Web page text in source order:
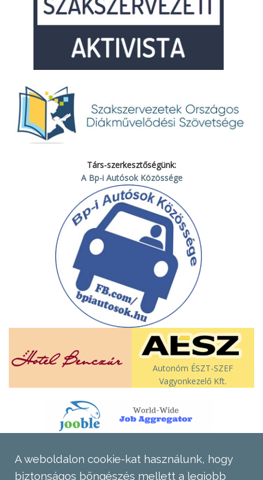
Társ-szerkesztőségünk:
A Bp-i Autósok Közössége
Autonóm ÉSZT-SZEF
Vagyonkezelő Kft.
A weboldalon cookie-kat használunk, hogy
biztonságos böngészés mellett a legjobb